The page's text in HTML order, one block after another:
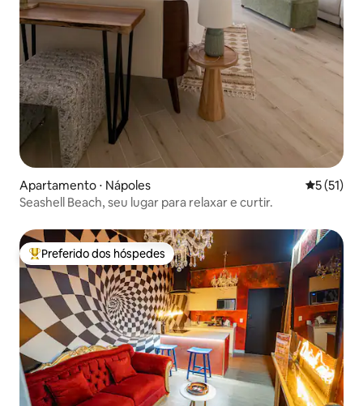
Apartamento ⋅ Nápoles 5 de uma
5 (51)
Seashell Beach, seu lugar para relaxar e curtir.
Entre os melhores preferidos dos hóspedes
Preferido dos hóspedes